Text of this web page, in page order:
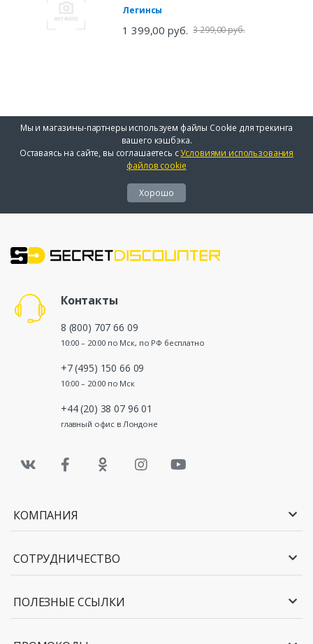
Легинсы
1 399,00 руб. 3 299,00 руб.
Мы и магазины-партнеры используем файлы Cookie для трекинга
вашего кэшбэка.
Оставаясь на сайте, вы соглашаетесь сУсловиями использования
файлов cookie
Хорошо
Контакты
8 (800) 707 66 09
10:00 – 20:00 по Мск, по РФ бесплатно
+7 (495) 150 66 09
10:00 – 20:00 по Мск
+44 (20) 38 07 96 01
главный офис в Лондоне
КОМПАНИЯ
СОТРУДНИЧЕСТВО
ПОЛЕЗНЫЕ ССЫЛКИ